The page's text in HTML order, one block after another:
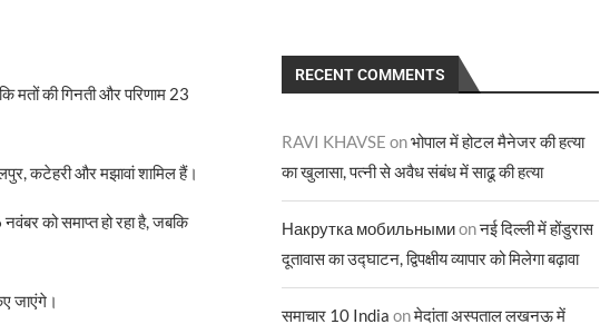
मतों की गिनती और परिणाम 23
कटेहरी और मझावां शामिल हैं।
को समाप्त हो रहा है, जबकि
जाएंगे।
RECENT COMMENTS
RAVI KHAVSE onभोपाल में होटल मैनेजर की हत्या
का खुलासा, पत्नी से अवैध संबंध में साढू की हत्या
Накрутка мобильнымиonनई दिल्ली में होंडुरास
दूतावास का उद्घाटन, द्विपक्षीय व्यापार को मिलेगा बढ़ावा
समाचार 10 India onमेदांता अस्पताल लखनऊ में